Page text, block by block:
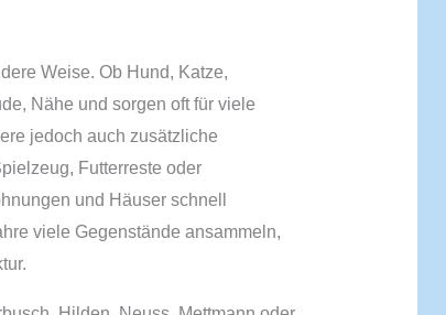
Weise. Ob Hund, Katze,
Nähe und sorgen oft für viele
jedoch auch zusätzliche
Futterreste oder
und Häuser schnell
viele Gegenstände ansammeln,